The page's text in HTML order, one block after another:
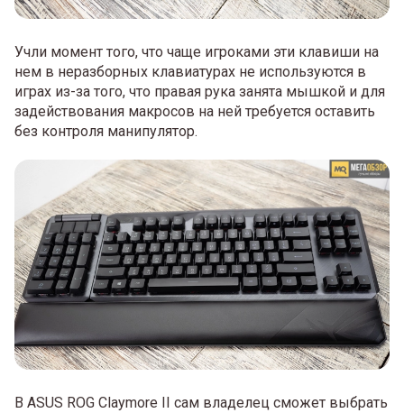
Учли момент того, что чаще игроками эти клавиши на
нем в неразборных клавиатурах не используются в
играх из-за того, что правая рука занята мышкой и для
задействования макросов на ней требуется оставить
без контроля манипулятор.
В ASUS ROG Claymore II сам владелец сможет выбрать